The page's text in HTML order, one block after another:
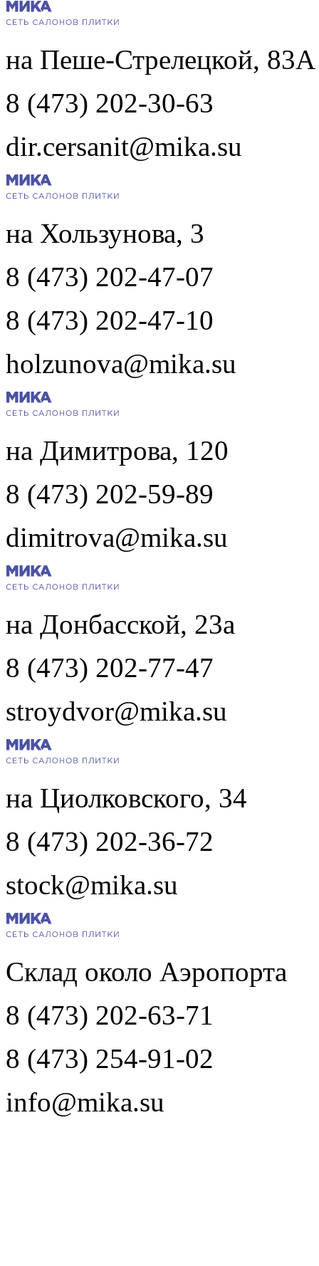
на Пеше-Стрелецкой, 83А
8 (473) 202-30-63
dir.cersanit@mika.su
на Хользунова, 3
8 (473) 202-47-07
8 (473) 202-47-10
holzunova@mika.su
на Димитрова, 120
8 (473) 202-59-89
dimitrova@mika.su
на Донбасской, 23а
8 (473) 202-77-47
stroydvor@mika.su
на Циолковского, 34
8 (473) 202-36-72
stock@mika.su
Склад около Аэропорта
8 (473) 202-63-71
8 (473) 254-91-02
info@mika.su